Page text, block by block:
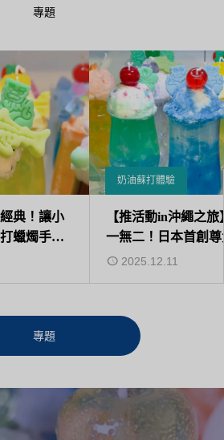
的回憶融入室內裝潢
專題
典！讓小
蠟燭手作
奶油蘇打體驗
【推活動in沖繩之
一無二！日本首創
油蘇打蠟燭體驗
2025.12.11
專題